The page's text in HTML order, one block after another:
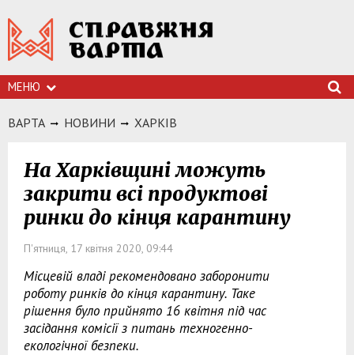
МЕНЮ
ВАРТА НОВИНИ ХАРКIВ
На Харківщині можуть
закрити всі продуктові
ринки до кінця карантину
П'ятниця, 17 квітня 2020, 09:44
Місцевій владі рекомендовано заборонити
роботу ринків до кінця карантину. Таке
рішення було прийнято 16 квітня під час
засідання комісії з питань техногенно-
екологічної безпеки.